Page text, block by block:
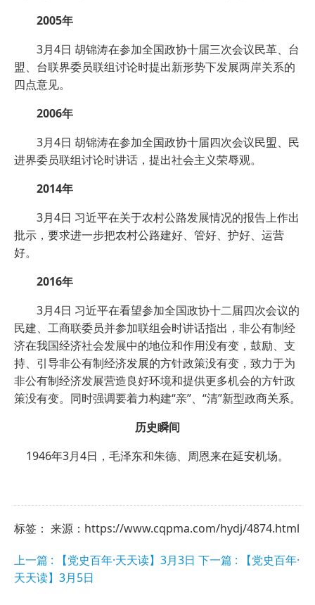
2005年
3月4日 胡锦涛在参加全国政协十届三次会议民革、台
盟、台联界委员联组讨论时提出新形势下发展两岸关系的
四点意见。
2006年
3月4日 胡锦涛在参加全国政协十届四次会议民盟、民
进界委员联组讨论时讲话，提出社会主义荣辱观。
2014年
3月4日 习近平在关于农村公路发展情况的报告上作出
批示，要求进一步把农村公路建好、管好、护好、运营
好。
2016年
3月4日 习近平在看望参加全国政协十二届四次会议的
民建、工商联委员并参加联组会时讲话指出，非公有制经
济在我国经济社会发展中的地位和作用没有变，鼓励、支
持、引导非公有制经济发展的方针政策没有变，致力于为
非公有制经济发展营造良好环境和提供更多机会的方针政
策没有变。同时强调要着力构建“亲”、“清”新型政商关系。
历史瞬间
1946年3月4日，毛泽东和朱德、周恩来在延安机场。
标签： 来源：https://www.cqpma.com/hydj/4874.html
上一篇 : 【党史百年·天天读】3月3日 下一篇 : 【党史百年·
天天读】3月5日